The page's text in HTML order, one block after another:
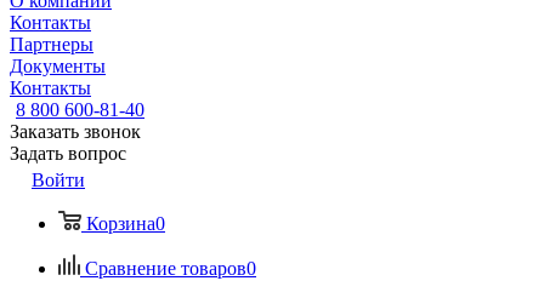
Контакты
Партнеры
Документы
Контакты
8 800 600-81-40
Заказать звонок
Задать вопрос
Войти
Корзина0
Сравнение товаров0